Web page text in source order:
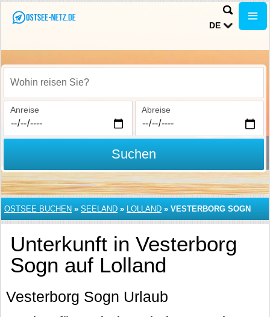
DE
Wohin reisen Sie?
Anreise Abreise
Suchen
OSTSEE BUCHEN » SEELAND » LOLLAND » VESTERBORG SOGN
Unterkunft in Vesterborg
Sogn auf Lolland
Vesterborg Sogn Urlaub